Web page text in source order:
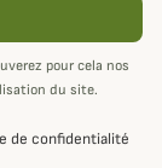
pour cela nos
du site.
de confidentialité